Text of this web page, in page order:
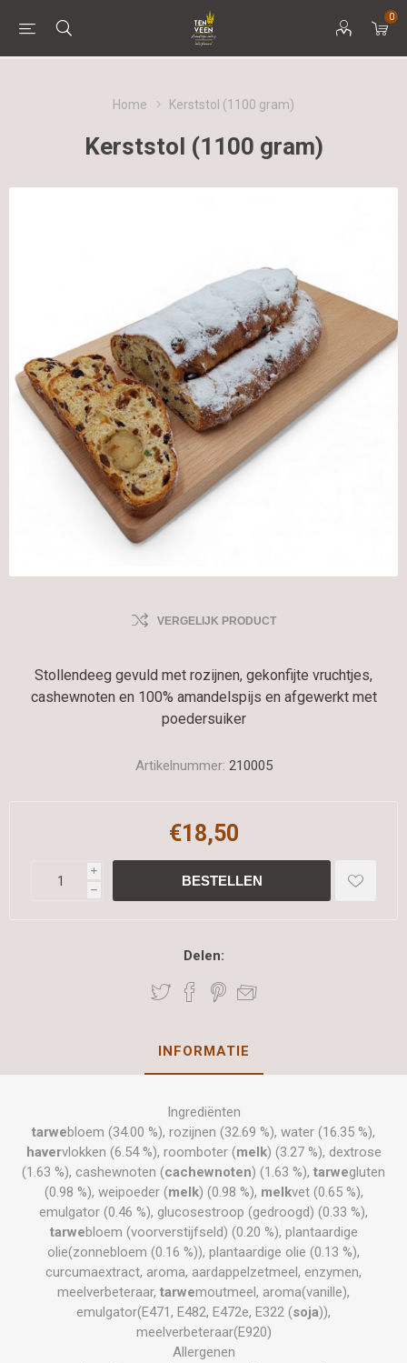
0
Home Kerststol (1100 gram)
Kerststol (1100 gram)
VERGELIJK PRODUCT
Stollendeeg gevuld met rozijnen, gekonfijte vruchtjes,
cashewnoten en 100% amandelspijs en afgewerkt met
poedersuiker
Artikelnummer: 210005
€18,50
i
h
Delen:
INFORMATIE
Ingrediënten
tarwebloem (34.00 %), rozijnen (32.69 %), water (16.35 %),
havervlokken (6.54 %), roomboter (melk) (3.27 %), dextrose
(1.63 %), cashewnoten (cachewnoten) (1.63 %), tarwegluten
(0.98 %), weipoeder (melk) (0.98 %), melkvet (0.65 %),
emulgator (0.46 %), glucosestroop (gedroogd) (0.33 %),
tarwebloem (voorverstijfseld) (0.20 %), plantaardige
olie(zonnebloem (0.16 %)), plantaardige olie (0.13 %),
curcumaextract, aroma, aardappelzetmeel, enzymen,
meelverbeteraar, tarwemoutmeel, aroma(vanille),
emulgator(E471, E482, E472e, E322 (soja)),
meelverbeteraar(E920)
Allergenen